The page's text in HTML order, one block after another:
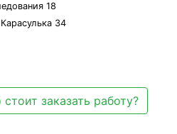
18
34
заказать работу?